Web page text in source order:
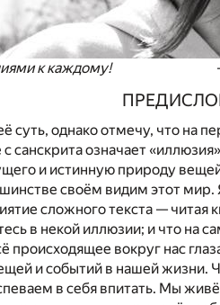
к каждому!
суть, однако отмечу, что на
санскрита означает
и истинную природу
своём видим этот
сложного текста — читая
в некой иллюзии; и что на
происходящее вокруг нас
и событий в нашей жизни.
в себя впитать. Мы